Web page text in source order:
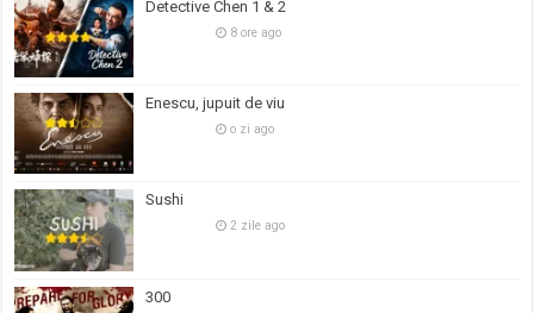
Detective Chen 1 & 2
8 ore ago
Enescu, jupuit de viu
o zi ago
Sushi
2 zile ago
300